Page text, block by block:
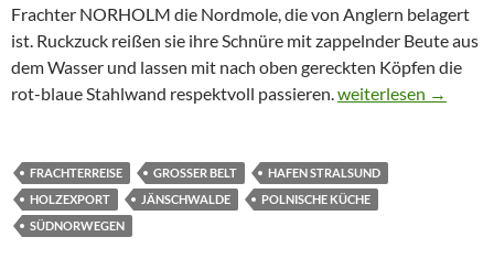
Frachter NORHOLM die Nordmole, die von Anglern belagert
ist. Ruckzuck reißen sie ihre Schnüre mit zappelnder Beute aus
dem Wasser und lassen mit nach oben gereckten Köpfen die
rot-blaue Stahlwand respektvoll passieren.Per Gips-Express
weiterlesen →
FRACHTERREISE GROSSER BELT
HAFEN STRALSUND
HOLZEXPORT
JÄNSCHWALDE
POLNISCHE KÜCHE
SÜDNORWEGEN